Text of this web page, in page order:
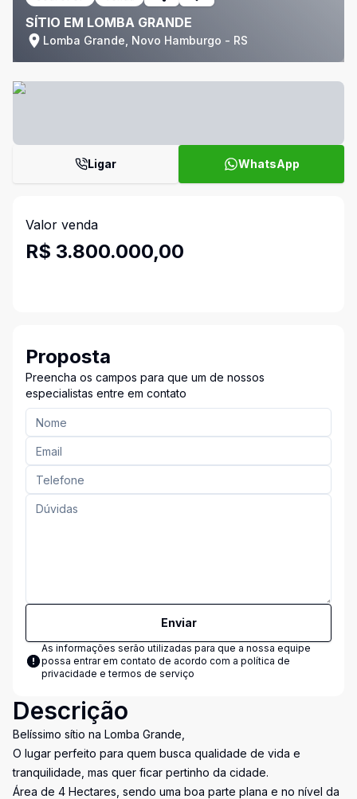
SÍTIO EM LOMBA GRANDE
Lomba Grande, Novo Hamburgo - RS
Ligar WhatsApp
Valor venda
R$ 3.800.000,00
Proposta
Preencha os campos para que um de nossos
especialistas entre em contato
Enviar
As informações serão utilizadas para que a nossa equipe
possa entrar em contato de acordo com a política de
privacidade e termos de serviço
Descrição
Belíssimo sítio na Lomba Grande,
O lugar perfeito para quem busca qualidade de vida e
tranquilidade, mas quer ficar pertinho da cidade.
Área de 4 Hectares, sendo uma boa parte plana e no nível da